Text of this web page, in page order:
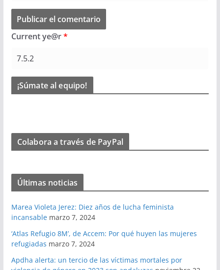
Current ye@r*
¡Súmate al equipo!
Colabora a través de PayPal
Últimas noticias
Marea Violeta Jerez: Diez años de lucha feminista
incansable marzo 7, 2024
‘Atlas Refugio 8M’, de Accem: Por qué huyen las mujeres
refugiadas marzo 7, 2024
Apdha alerta: un tercio de las víctimas mortales por